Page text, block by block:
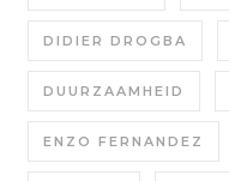
DIDIER DROGBA
DUURZAAMHEID
ENZO FERNANDEZ